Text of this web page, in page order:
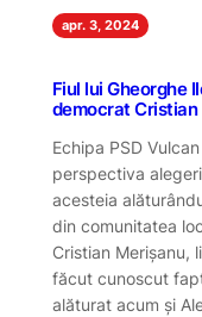
apr. 3, 2024
Fiul lui Gheorghe
democrat Cristian
Echipa PSD
perspectiva
acesteia
din comunitatea
Cristian Merișanu,
făcut cunoscut
alăturat acum și